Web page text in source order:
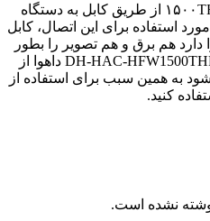
دوربین HDCVI داهوآ مدل ۱۵۰۰THP-I8 از طریق کابل به دستگاه
استفاده برای این اتصال، کابل
دارد هم برق و هم تصویر را بطور
همزمان انتقال بدهد. دوربین DH-HAC-HFW1500THP-I8 داهوا از
می شود به همین سبب برای استفاده از
نشده است.